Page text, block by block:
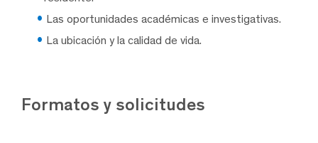
Las oportunidades académicas e investigativas.
La ubicación y la calidad de vida.
Formatos y solicitudes